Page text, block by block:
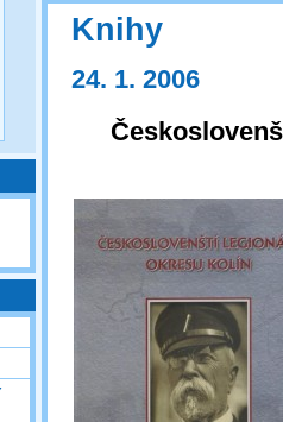
Knihy
24. 1. 2006